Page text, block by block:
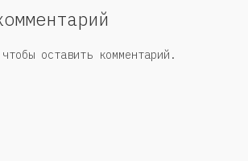
чтобы оставить комментарий.